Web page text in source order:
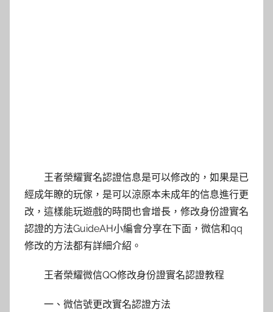
王者榮耀實名認證信息是可以修改的，如果是已
經成年瞭的玩傢，是可以涼原本未成年的信息進行更
改，這樣能玩遊戲的時間也會增長，修改身份證實名
認證的方法GuideAH小編會分享在下面，微信和qq
修改的方法都有詳細介紹。
王者榮耀微信QQ修改身份證實名認證教程
一、微信號更改實名認證方法